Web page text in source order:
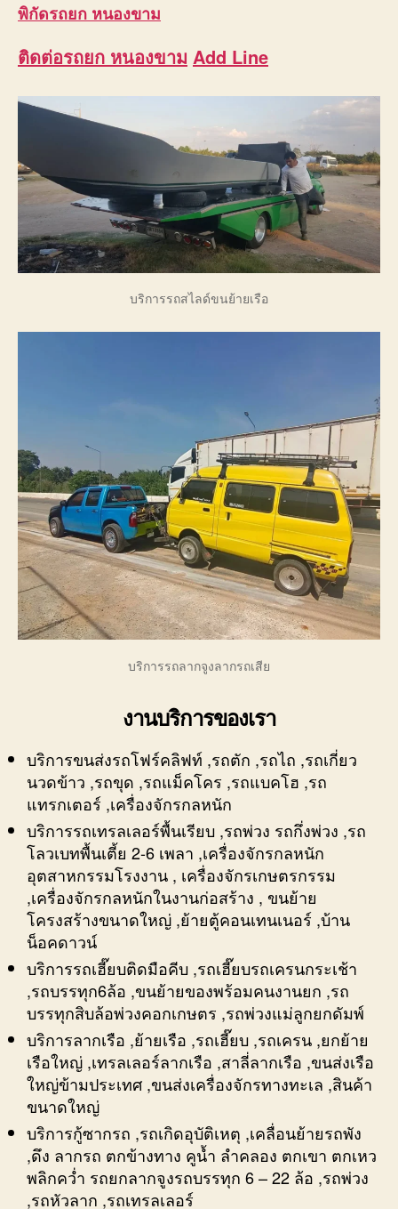
พิกัดรถยก หนองขาม
ติดต่อรถยก หนองขาม Add Line
บริการรถสไลด์ขนย้ายเรือ
บริการรถลากจูงลากรถเสีย
งานบริการของเรา
บริการขนส่งรถโฟร์คลิฟท์ ,รถตัก ,รถไถ ,รถเกี่ยว
นวดข้าว ,รถขุด ,รถแม็คโคร ,รถแบคโฮ ,รถ
แทรกเตอร์ ,เครื่องจักรกลหนัก
บริการรถเทรลเลอร์พื้นเรียบ ,รถพ่วง รถกึ่งพ่วง ,รถ
โลวเบทพื้นเตี้ย 2-6 เพลา ,เครื่องจักรกลหนัก
อุตสาหกรรมโรงงาน , เครื่องจักรเกษตรกรรม
,เครื่องจักรกลหนักในงานก่อสร้าง , ขนย้าย
โครงสร้างขนาดใหญ่ ,ย้ายตู้คอนเทนเนอร์ ,บ้าน
น็อคดาวน์
บริการรถเฮี๊ยบติดมือคีบ ,รถเฮี๊ยบรถเครนกระเช้า
,รถบรรทุก6ล้อ ,ขนย้ายของพร้อมคนงานยก ,รถ
บรรทุกสิบล้อพ่วงคอกเกษตร ,รถพ่วงแม่ลูกยกดัมพ์
บริการลากเรือ ,ย้ายเรือ ,รถเฮี๊ยบ ,รถเครน ,ยกย้าย
เรือใหญ่ ,เทรลเลอร์ลากเรือ ,สาลี่ลากเรือ ,ขนส่งเรือ
ใหญ่ข้ามประเทศ ,ขนส่งเครื่องจักรทางทะเล ,สินค้า
ขนาดใหญ่
บริการกู้ซากรถ ,รถเกิดอุบัติเหตุ ,เคลื่อนย้ายรถพัง
,ดึง ลากรถ ตกข้างทาง คูน้ำ ลำคลอง ตกเขา ตกเหว
พลิกคว่ำ รถยกลากจูงรถบรรทุก 6 – 22 ล้อ ,รถพ่วง
,รถหัวลาก ,รถเทรลเลอร์